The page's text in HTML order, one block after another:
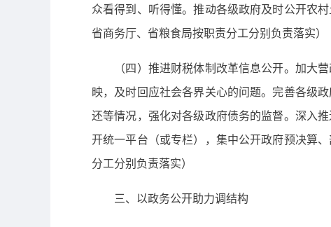
众看得到、听得懂。推动各级政府及时公开农
省商务厅、省粮食局按职责分工分别负责落实）
（四）推进财税体制改革信息公开。加大营
映，及时回应社会各界关心的问题。完善各级
还等情况，强化对各级政府债务的监督。深入
开统一平台（或专栏），集中公开政府预决算
分工分别负责落实）
三、以政务公开助力调结构